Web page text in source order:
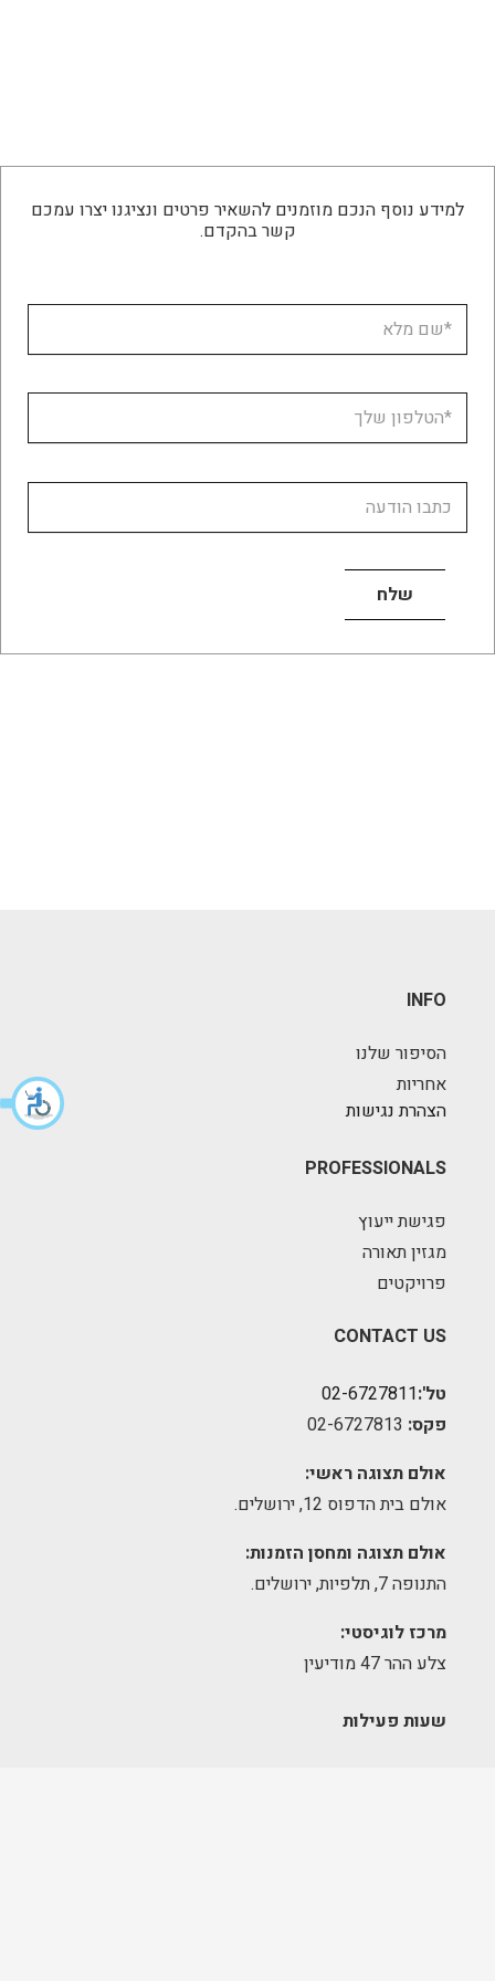
למידע נוסף הנכם מוזמנים להשאיר פרטים ונציגנו יצרו עמכם
קשר בהקדם.
INFO
הסיפור שלנו
אחריות
הצהרת נגישות
PROFESSIONALS
פגישת ייעוץ
מגזין תאורה
פרויקטים
CONTACT US
טל':02-6727811
פקס:
אולם תצוגה ראשי:
אולם בית הדפוס 12, ירושלים.
אולם תצוגה ומחסן הזמנות:
התנופה 7, תלפיות, ירושלים.
מרכז לוגיסטי:
צלע ההר 47 מודיעין
שעות פעילות